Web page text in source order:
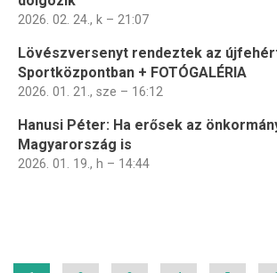
2026. 02. 24., k – 21:07
Lövészversenyt rendeztek az
Sportközpontban + FOTÓGALÉRIA
2026. 01. 21., sze – 16:12
Hanusi Péter: Ha erősek az
Magyarország is
2026. 01. 19., h – 14:44